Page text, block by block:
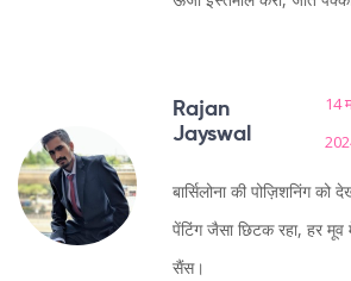
Rajan
Jayswal
14
बार्सिलोना की पोज़िशनिंग को
पेंटिंग जैसा छिटक रहा, हर मूव
सैंस।